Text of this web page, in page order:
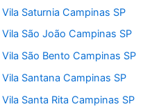
Saturnia Campinas SP
São João Campinas SP
São Bento Campinas SP
Santana Campinas SP
Santa Rita Campinas SP